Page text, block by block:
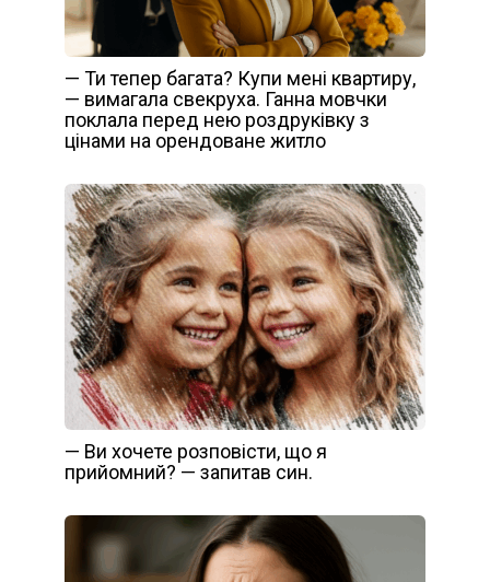
— Ти тепер багата? Купи мені квартиру,
— вимагала свекруха. Ганна мовчки
поклала перед нею роздруківку з
цінами на орендоване житло
— Ви хочете розповісти, що я
прийомний? — запитав син.